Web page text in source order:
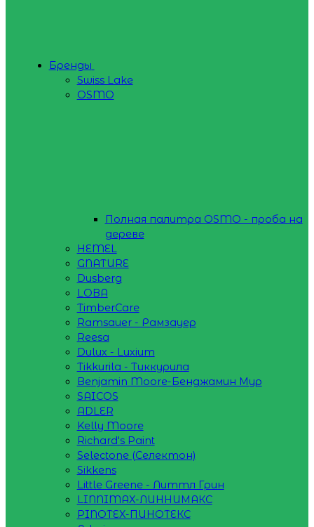
Бренды
Swiss Lake
OSMO
Полная палитра OSMO - проба на
дереве
HEMEL
GNATURE
Dusberg
LOBA
TimberCare
Ramsauer - Рамзауер
Reesa
Dulux - Luxium
Tikkurila - Тиккурила
Benjamin Moore-Бенджамин Мур
SAICOS
ADLER
Kelly Moore
Richard's Paint
Selectone (Селектон)
Sikkens
Little Greene - Литтл Грин
LINNIMAX-ЛИННИМАКС
PINOTEX-ПИНОТЕКС